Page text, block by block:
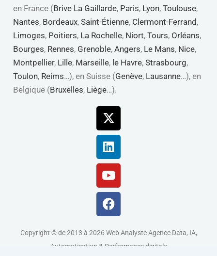
en France (Brive La Gaillarde, Paris, Lyon, Toulouse,
Nantes, Bordeaux, Saint-Étienne, Clermont-Ferrand,
Limoges, Poitiers, La Rochelle, Niort, Tours, Orléans,
Bourges, Rennes, Grenoble, Angers, Le Mans, Nice,
Montpellier, Lille, Marseille, le Havre, Strasbourg,
Toulon, Reims…), en Suisse (Genève, Lausanne…), en
Belgique (Bruxelles, Liège…).
X-
twitter
Linkedin
Youtube
Facebook
Copyright © de 2013 à 2026 Web Analyste Agence Data, IA,
Automatisation & Performance digitale